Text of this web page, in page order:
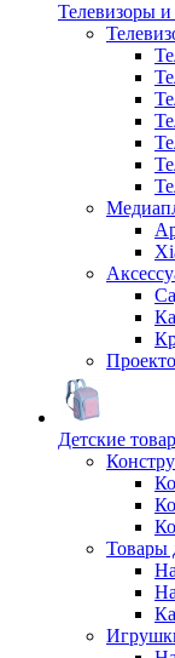
Телевизоры
Детские
Товары